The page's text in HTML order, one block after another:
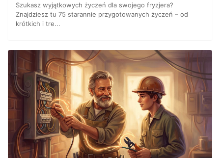
Szukasz wyjątkowych życzeń dla swojego fryzjera?
Znajdziesz tu 75 starannie przygotowanych życzeń – od
krótkich i tre...